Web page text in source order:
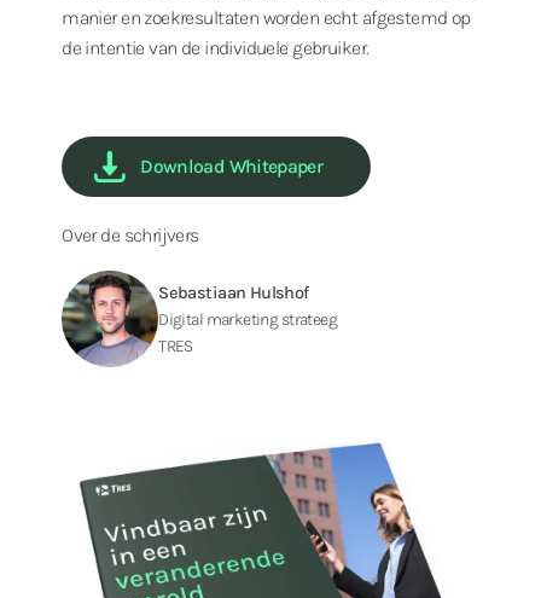
manier en zoekresultaten worden echt afgestemd op
de intentie van de individuele gebruiker.
Download Whitepaper
Over de schrijvers
Sebastiaan Hulshof
Digital marketing strateeg
TRES